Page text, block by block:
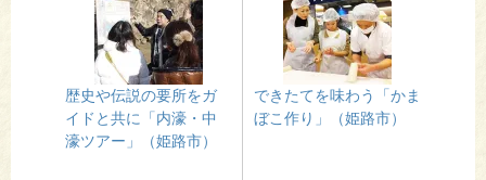
歴史や伝説の要所をガ
イドと共に「内濠・中
濠ツアー」（姫路市）
できたてを味わう「かま
ぼこ作り」（姫路市）